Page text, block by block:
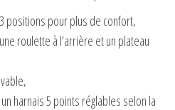
positions pour plus de confort,
roulette à l’arrière et un plateau
harnais 5 points réglables selon la